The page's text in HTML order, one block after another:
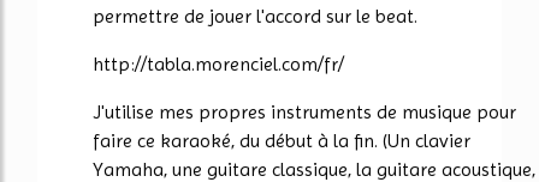
permettre de jouer l'accord sur le beat.
http://tabla.morenciel.com/fr/
J'utilise mes propres instruments de musique pour
faire ce karaoké, du début à la fin. (Un clavier
Yamaha, une guitare classique, la guitare acoustique,